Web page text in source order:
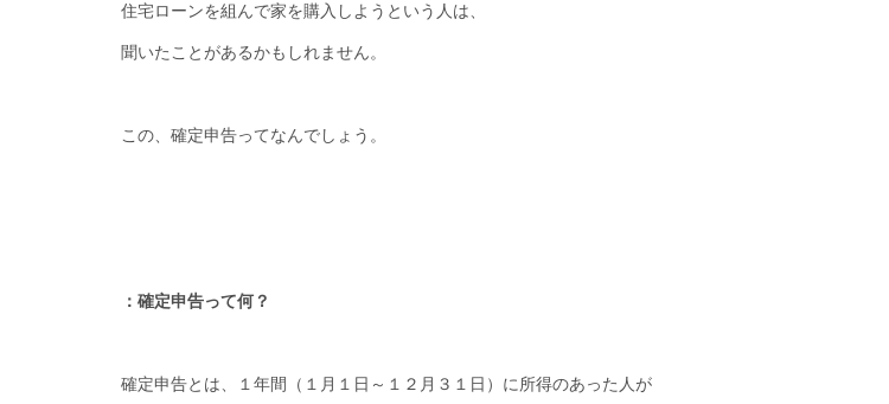
住宅ローンを組んで家を購入しようという人は、
聞いたことがあるかもしれません。
この、確定申告ってなんでしょう。
：確定申告って何？
確定申告とは、１年間（１月１日～１２月３１日）に所得のあった人が